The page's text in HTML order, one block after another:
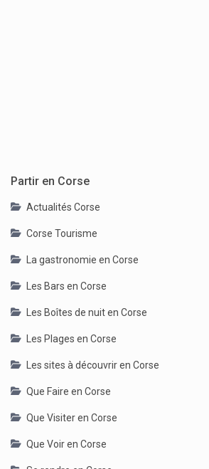
Partir en Corse
Actualités Corse
Corse Tourisme
La gastronomie en Corse
Les Bars en Corse
Les Boîtes de nuit en Corse
Les Plages en Corse
Les sites à découvrir en Corse
Que Faire en Corse
Que Visiter en Corse
Que Voir en Corse